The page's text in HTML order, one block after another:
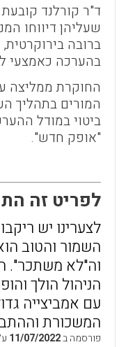
ד"ר קורלנד
שעליהן דיווחו
ברובה
בהערכה כאמצעי
החוקרת ממליצה
המורים בתהליך
ביטוי במודל
"אופק חדש".
לפריט זה
לצערינו יש
השמור והטוב
וה"לא משתכר".
הניהול הולך
עם אמביצייה
המשכורת
פורסמה ב11/07/2022